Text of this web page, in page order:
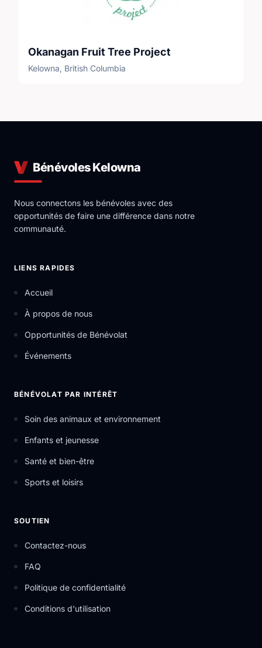
Okanagan Fruit Tree Project
Kelowna, British Columbia
Bénévoles Kelowna
Nous connectons les bénévoles avec des
opportunités de faire une différence dans notre
communauté.
LIENS RAPIDES
Accueil
À propos de nous
Opportunités de Bénévolat
Événements
BÉNÉVOLAT PAR INTÉRÊT
Soin des animaux et environnement
Enfants et jeunesse
Santé et bien-être
Sports et loisirs
SOUTIEN
Contactez-nous
FAQ
Politique de confidentialité
Conditions d'utilisation